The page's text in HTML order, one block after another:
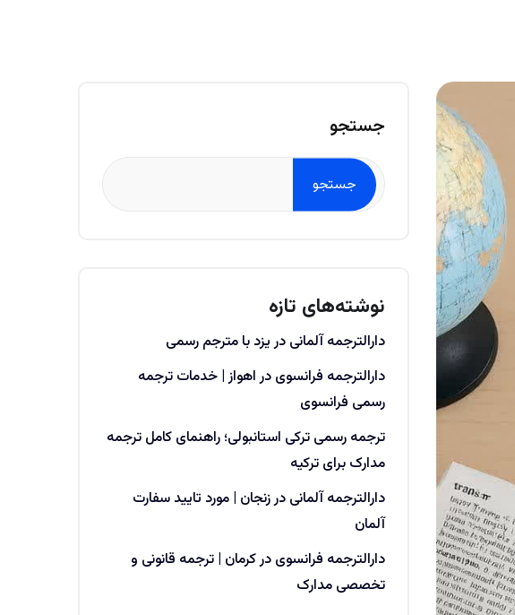
جستجو
جستجو
نوشته‌های تازه
دارالترجمه آلمانی در یزد با مترجم رسمی
دارالترجمه فرانسوی در اهواز | خدمات ترجمه
رسمی فرانسوی
ترجمه رسمی ترکی استانبولی؛ راهنمای کامل ترجمه
مدارک برای ترکیه
دارالترجمه آلمانی در زنجان | مورد تایید سفارت
آلمان
دارالترجمه فرانسوی در کرمان | ترجمه قانونی و
تخصصی مدارک